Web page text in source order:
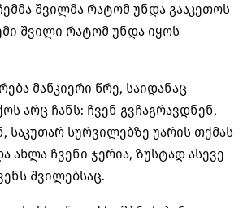
შვილმა რატომ უნდა გააკეთოს
შვილი რატომ უნდა იყოს
მანკიერი წრე, საიდანაც
არც ჩანს: ჩვენ გვჩაგრავდნენ,
საკუთარ სურვილებზე უარის თქმას
ახლა ჩვენი ჯერია, ზუსტად ასევე
შვილებსაც.